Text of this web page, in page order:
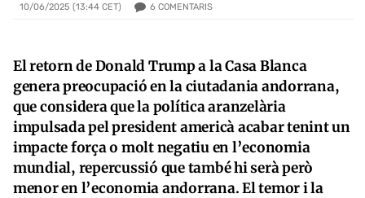
10/06/2025 (13:44 CET) 6 COMENTARIS
El retorn de Donald Trump a la Casa Blanca
genera preocupació en la ciutadania andorrana,
que considera que la política aranzelària
impulsada pel president americà acabar tenint un
impacte força o molt negatiu en l’economia
mundial, repercussió que també hi serà però
menor en l’economia andorrana. El temor i la